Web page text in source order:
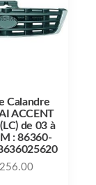
Calandre
ACCENT
de 03 à
: 86360-
256.00